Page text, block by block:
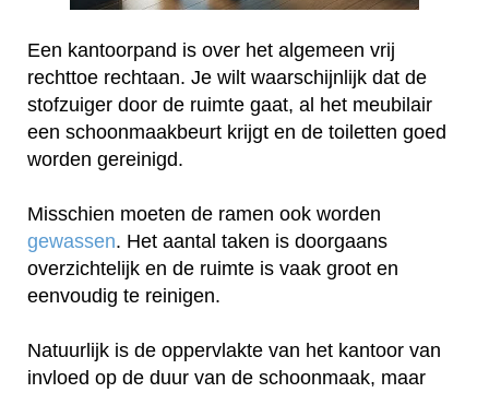
Een kantoorpand is over het algemeen vrij
rechttoe rechtaan. Je wilt waarschijnlijk dat de
stofzuiger door de ruimte gaat, al het meubilair
een schoonmaakbeurt krijgt en de toiletten goed
worden gereinigd.
Misschien moeten de ramen ook worden
gewassen. Het aantal taken is doorgaans
overzichtelijk en de ruimte is vaak groot en
eenvoudig te reinigen.
Natuurlijk is de oppervlakte van het kantoor van
invloed op de duur van de schoonmaak, maar